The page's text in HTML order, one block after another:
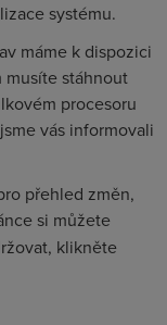
systému.
máme k dispozici
musíte stáhnout
procesoru
vás informovali
přehled změn,
si můžete
klikněte